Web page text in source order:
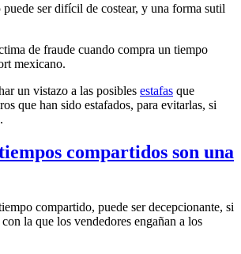
ser difícil de costear, y una forma sutil
de fraude cuando compra un tiempo
mexicano.
un vistazo a las posibles estafas que
que han sido estafados, para evitarlas, si
compartidos son una
compartido, puede ser decepcionante, si
la que los vendedores engañan a los